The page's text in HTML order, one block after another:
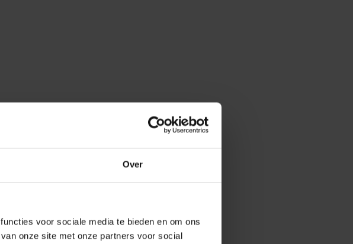
Over
voor sociale media te bieden en om ons
onze site met onze partners voor social